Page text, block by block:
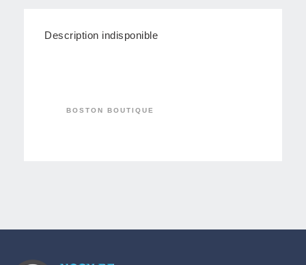
Description indisponible
BOSTON BOUTIQUE